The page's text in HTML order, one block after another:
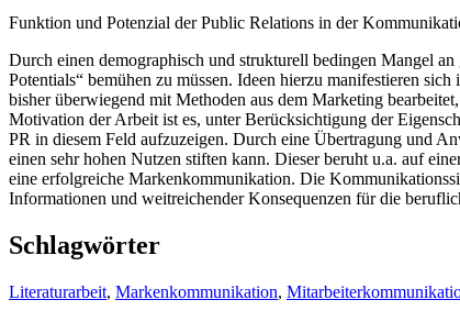
Funktion und Potenzial der Public Relations in der
Durch einen demographisch und strukturell bedingen Mangel
Potentials“ bemühen zu müssen. Ideen hierzu manifestieren
bisher überwiegend mit Methoden aus dem Marketing
Motivation der Arbeit ist es, unter Berücksichtigung der
PR in diesem Feld aufzuzeigen. Durch eine Übertragung und
einen sehr hohen Nutzen stiften kann. Dieser beruht u.a. auf
eine erfolgreiche Markenkommunikation. Die
Informationen und weitreichender Konsequenzen für die
Schlagwörter
Literaturarbeit, Markenkommunikation,